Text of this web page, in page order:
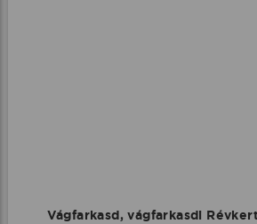
Vágfarkasd, vágfarkasdi